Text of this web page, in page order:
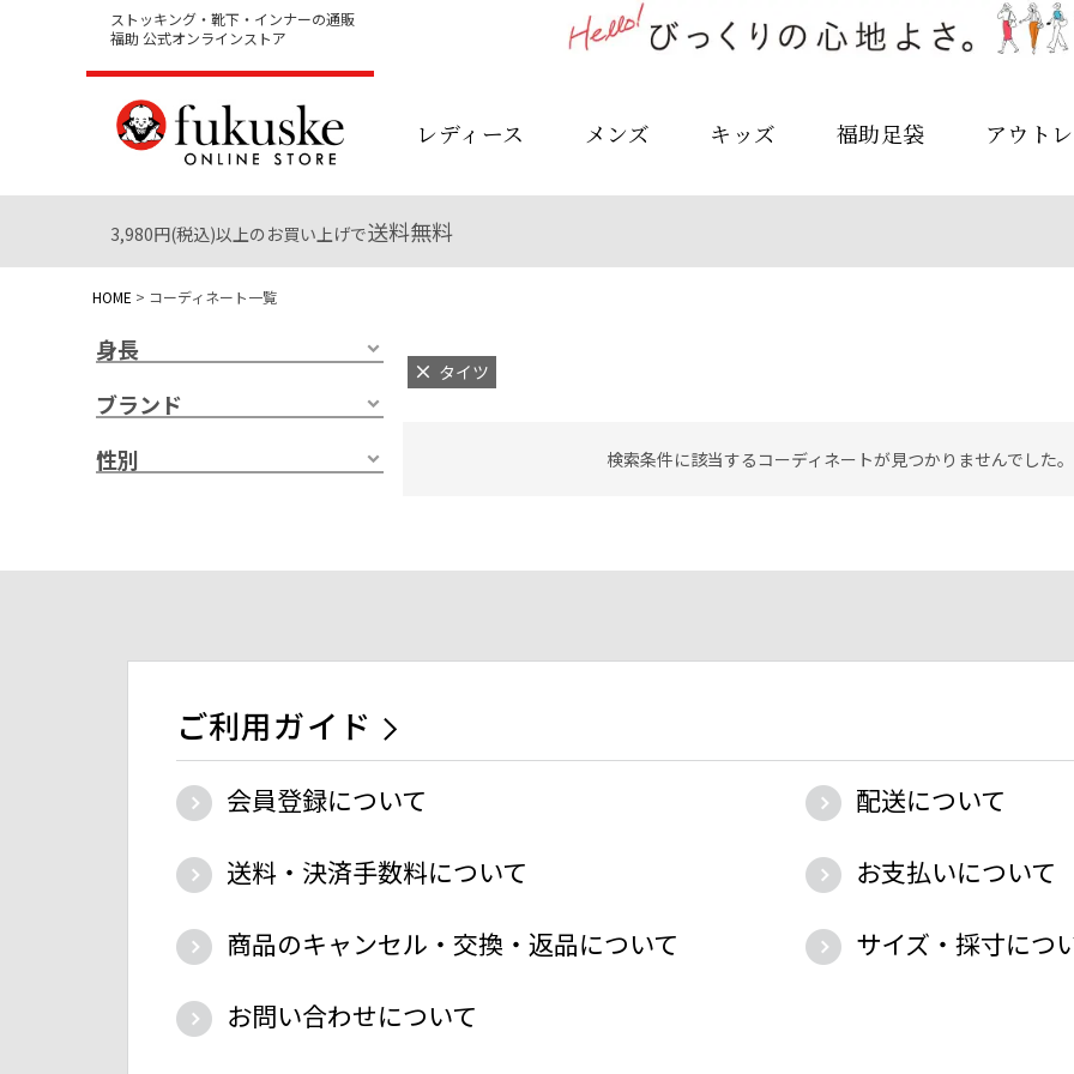
ストッキング・靴下・インナーの通販
福助 公式オンラインストア
レディース メンズ キッズ 福助足袋 アウト
3,980円(税込)以上のお買い上げで送料無料
HOME コーディネート一覧
身長
ブランド
性別
タイツ
検索条件に該当するコーディネートが見つかりませんでした
ご利用ガイド
会員登録について
配送について
送料・決済手数料について
お支払いについて
商品のキャンセル・交換・返品について
サイズ・採寸につ
お問い合わせについて